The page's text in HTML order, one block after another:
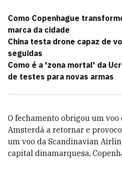
Como Copenhague
marca da cidade
China testa drone capaz de
seguidas
Como é a 'zona mortal' da
de testes para novas armas
O fechamento obrigou um voo
Amsterdã a retornar e
um voo da Scandinavian
capital dinamarquesa,